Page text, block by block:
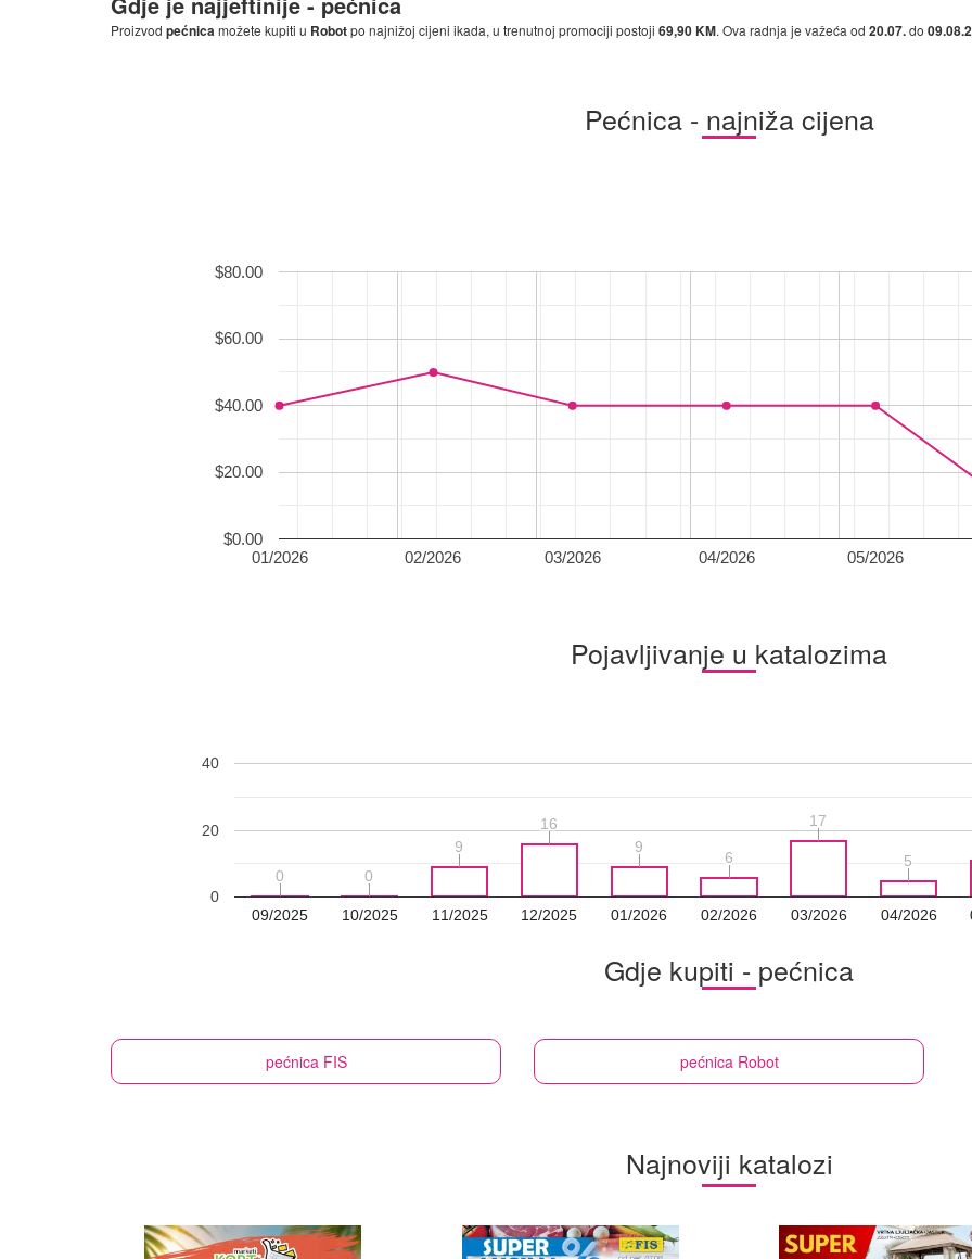
Proizvod pećnicamožete kupiti u Robotpo najnižoj cijeni ikada, u trenutnoj promociji postoji 69,90 KM. Ova radnja je važeća od 20.07.do
Pećnica - najniža cijena
01/2026 02/2026 03/2026 04/2026 05/2026
$0.00
$20.00
$40.00
$60.00
$80.00
Pojavljivanje u katalozima
09/2025 10/2025 11/2025 12/2025 01/2026 02/2026 03/2026 04/2026
0
20
40
0
0 0
0
9
9
16
16
9
9
6
6
17
17
5
5
Gdje kupiti - pećnica
pećnica FIS pećnica Robot
Najnoviji katalozi